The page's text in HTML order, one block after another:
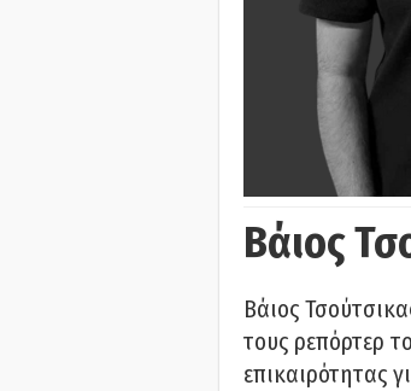
Βάιος
Βάιος
τους ρεπόρτερ
επικαιρότητας